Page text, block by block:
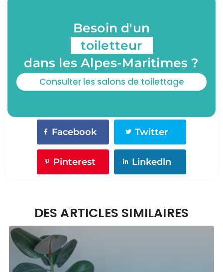
Besoin d'un
toiletteur
dans les Alpes-Maritimes ?
Consulter les salons de toilettage
Facebook Twitter
Pinterest Linkedln
DES ARTICLES SIMILAIRES